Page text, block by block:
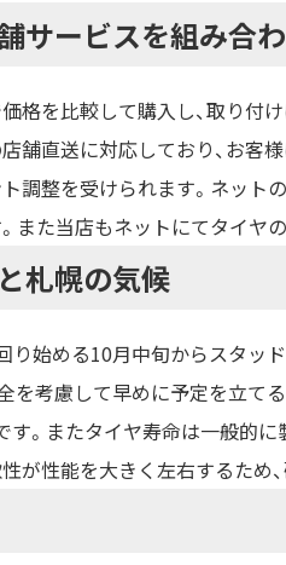
サービスを組み合
格を比較して購入し、取り付
舗直送に対応しており、お客
調整を受けられます。ネット
また当店もネットにてタイヤ
札幌の気候
始める10月中旬からスタッ
を考慮して早めに予定を立
。またタイヤ寿命は一般的
が性能を大きく左右するため